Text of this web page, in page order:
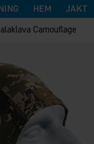
HEM JAKT
Camouflage